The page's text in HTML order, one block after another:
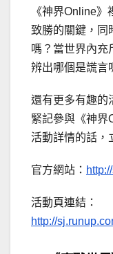
《神界Online
致勝的關鍵，同
嗎？當世界內充
辨出哪個是謊言
還有更多有趣的
緊記參與《神界
活動詳情的話，
官方網站：
活動頁連結：
http://